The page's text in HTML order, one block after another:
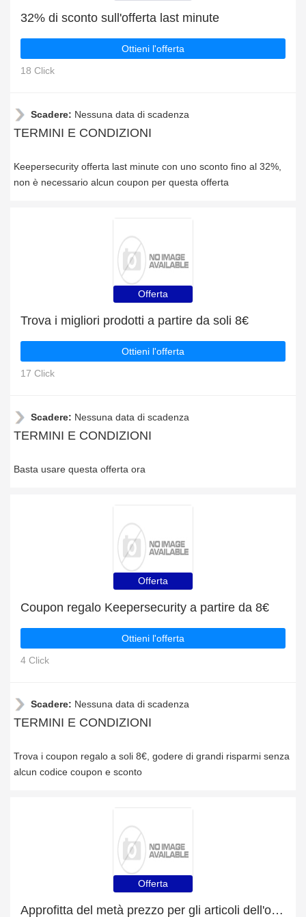
32% di sconto sull'offerta last minute
Ottieni l'offerta
18 Click
Scadere: Nessuna data di scadenza
TERMINI E CONDIZIONI
Keepersecurity offerta last minute con uno sconto fino al 32%,
non è necessario alcun coupon per questa offerta
Offerta
Trova i migliori prodotti a partire da soli 8€
Ottieni l'offerta
17 Click
Scadere: Nessuna data di scadenza
TERMINI E CONDIZIONI
Basta usare questa offerta ora
Offerta
Coupon regalo Keepersecurity a partire da 8€
Ottieni l'offerta
4 Click
Scadere: Nessuna data di scadenza
TERMINI E CONDIZIONI
Trova i coupon regalo a soli 8€, godere di grandi risparmi senza
alcun codice coupon e sconto
Offerta
Approfitta del metà prezzo per gli articoli dell'outlet